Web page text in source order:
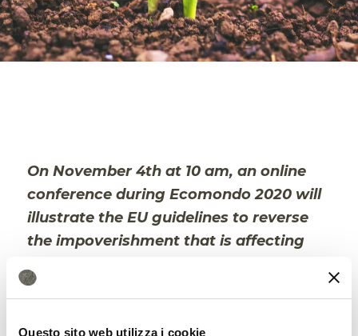
Questo sito web utilizza i cookie
On November 4th at 10 am, an online
conference during Ecomondo 2020 will
illustrate the EU guidelines to reverse
the impoverishment that is affecting
larger than Greece and Slovakia was hit